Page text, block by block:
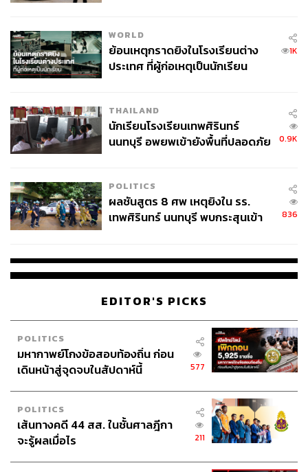
แล้วกระตุ้นโดยใช้นิ้วมือหมุนปั่น หรือใช้เครื่องกระตุ้นไฟฟ้า
ใช้เวลาประมาณ 20-30 นาที เพื่อแก้ไขการไหลเวียนของ
เลือดลมปราณที่ติดขัด ปรับอวัยวะต่างๆ ในร่างกายให้สมดุล
สามารถรักษาอาการปวดหลัง, ปวดศีรษะ, มือเท้าชา,
อัมพฤกษ์, อัมพาต, นอนไม่หลับ, เครียดไมเกรน, วิตกกังวล,
ปวดเมื่อยกล้ามเนื้อ, โรคกล้ามเนื้อเอ็น ข้อกระดูก และปลาย
ประสาทชา, ปวดข้อรูมาตอยด์, ตะคริว, ชาปลายมือปลาย
ออฟฟิศซินโดรมด้วย
WORLD
ย้อนเหตุกราดยิงในโรงเรียนต่าง
ประเทศ ที่ผู้ก่อเหตุเป็นนักเรียน
1K
THAILAND
นักเรียนโรงเรียนเทพศิรินทร์
นนทบุรี อพยพเข้ายังพื้นที่ปลอดภัย
0.9K
POLITICS
ผลชันสูตร 8 ศพ เหตุยิงใน รร.
เทพศิรินทร์ นนทบุรี พบกระสุนเข้า
836
EDITOR'S PICKS
POLITICS
มหากาพย์โกงข้อสอบท้องถิ่น ก่อน
เดินหน้าสู่จุดจบในสัปดาห์นี้
577
POLITICS
เส้นทางคดี 44 สส. ในชั้นศาลฎีกา
จะรู้ผลเมื่อไร
211